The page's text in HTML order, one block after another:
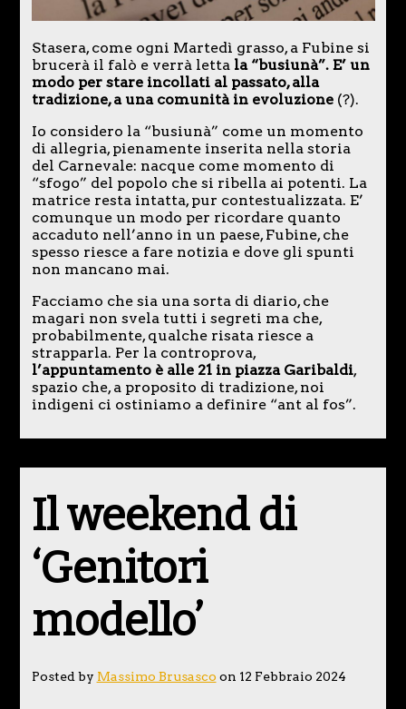
Stasera, come ogni Martedì grasso, a Fubine si
brucerà il falò e verrà lettala “busiunà”. E’ un
modo per stare incollati al passato, alla
tradizione, a una comunità in evoluzione(?).
Io considero la “busiunà” come un momento
di allegria, pienamente inserita nella storia
del Carnevale: nacque come momento di
“sfogo” del popolo che si ribella ai potenti. La
matrice resta intatta, pur contestualizzata. E’
comunque un modo per ricordare quanto
accaduto nell’anno in un paese, Fubine, che
spesso riesce a fare notizia e dove gli spunti
non mancano mai.
Facciamo che sia una sorta di diario, che
magari non svela tutti i segreti ma che,
probabilmente, qualche risata riesce a
strapparla. Per la controprova,
l’appuntamento è alle 21 in piazza Garibaldi,
spazio che, a proposito di tradizione, noi
indigeni ci ostiniamo a definire “ant al fos”.
Il weekend di
‘Genitori
modello’
Posted by Massimo Brusasco on 12 Febbraio 2024